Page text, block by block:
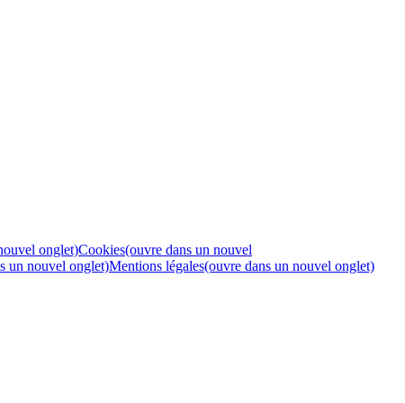
onglet)Cookies(ouvre dans un nouvel
un nouvel onglet)Mentions légales(ouvre dans un nouvel onglet)